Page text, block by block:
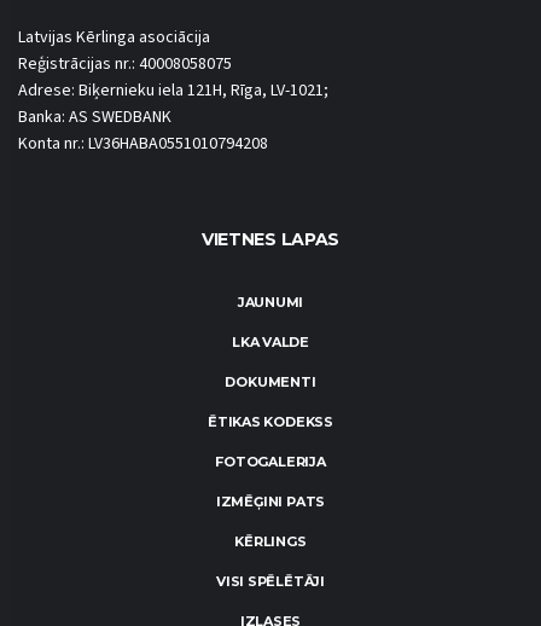
Latvijas Kērlinga asociācija
Reģistrācijas nr.: 40008058075
Adrese: Biķernieku iela 121H, Rīga, LV-1021;
Banka: AS SWEDBANK
Konta nr.: LV36HABA0551010794208
VIETNES LAPAS
JAUNUMI
LKA VALDE
DOKUMENTI
ĒTIKAS KODEKSS
FOTOGALERIJA
IZMĒĢINI PATS
KĒRLINGS
VISI SPĒLĒTĀJI
IZLASES